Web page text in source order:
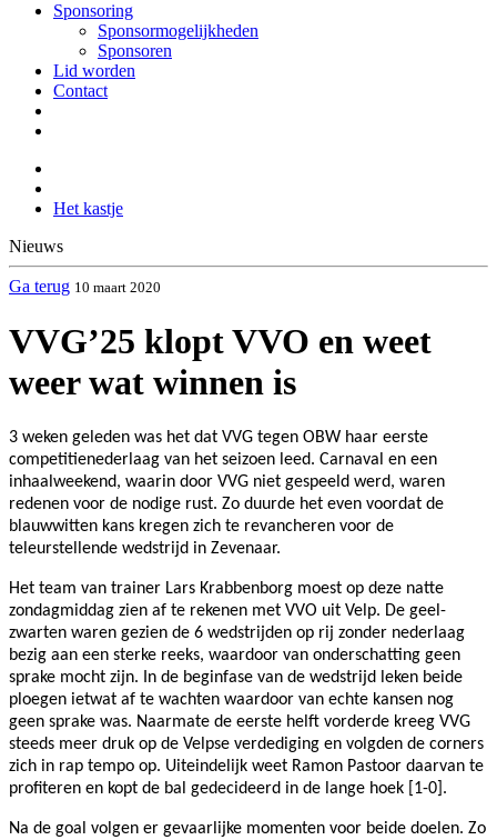
Sponsoring
Sponsormogelijkheden
Sponsoren
Lid worden
Contact
Het kastje
Nieuws
Ga terug 10 maart 2020
VVG’25 klopt VVO en weet
weer wat winnen is
3 weken geleden was het dat VVG tegen OBW haar eerste
competitienederlaag van het seizoen leed. Carnaval en een
inhaalweekend, waarin door VVG niet gespeeld werd, waren
redenen voor de nodige rust. Zo duurde het even voordat de
blauwwitten kans kregen zich te revancheren voor de
teleurstellende wedstrijd in Zevenaar.
Het team van trainer Lars Krabbenborg moest op deze natte
zondagmiddag zien af te rekenen met VVO uit Velp. De geel-
zwarten waren gezien de 6 wedstrijden op rij zonder nederlaag
bezig aan een sterke reeks, waardoor van onderschatting geen
sprake mocht zijn. In de beginfase van de wedstrijd leken beide
ploegen ietwat af te wachten waardoor van echte kansen nog
geen sprake was. Naarmate de eerste helft vorderde kreeg VVG
steeds meer druk op de Velpse verdediging en volgden de corners
zich in rap tempo op. Uiteindelijk weet Ramon Pastoor daarvan te
profiteren en kopt de bal gedecideerd in de lange hoek [1-0].
Na de goal volgen er gevaarlijke momenten voor beide doelen. Zo